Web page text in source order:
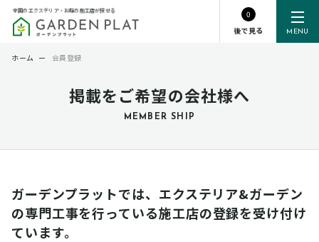
MENU
全国のエクステリア・お庭の施工店が探せる
0
後で見る
掲載をご希望の会社様へ
MEMBER SHIP
ホーム ー 会員登録
ガーデンプラットでは、エクステリア&ガーデン
の専門工事を行っている施工店の登録を受け付け
ています。